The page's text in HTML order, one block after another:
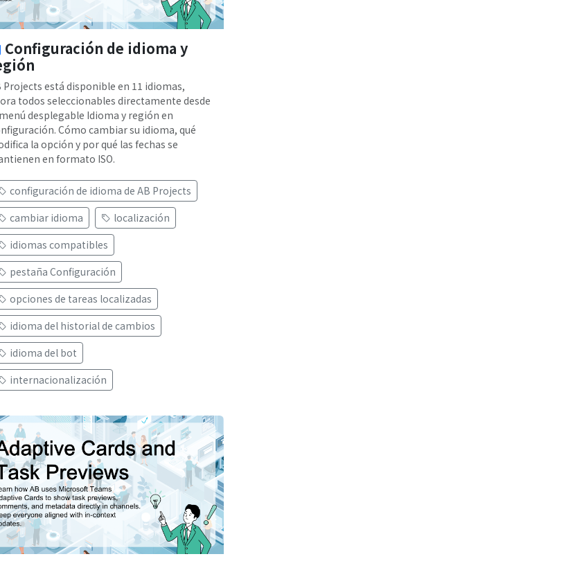
Configuración de idioma y
Projects está disponible en 11 idiomas,
todos seleccionables directamente desde
desplegable Idioma y región en
Cómo cambiar su idioma, qué
la opción y por qué las fechas se
en formato ISO.
configuración de idioma de AB Projects
cambiar idioma
localización
idiomas compatibles
pestaña Configuración
opciones de tareas localizadas
idioma del historial de cambios
idioma del bot
internacionalización